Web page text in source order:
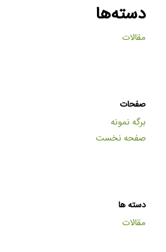
دسته‌ها
مقالات
صفحات
برگه نمونه
صفحه نخست
دسته ها
مقالات